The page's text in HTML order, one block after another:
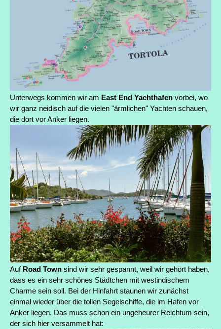
Unterwegs kommen wir am East End Yachthafen vorbei, wo
wir ganz neidisch auf die vielen "ärmlichen" Yachten schauen,
die dort vor Anker liegen.
Auf Road Town sind wir sehr gespannt, weil wir gehört haben,
dass es ein sehr schönes Städtchen mit westindischem
Charme sein soll. Bei der Hinfahrt staunen wir zunächst
einmal wieder über die tollen Segelschiffe, die im Hafen vor
Anker liegen. Das muss schon ein ungeheurer Reichtum sein,
der sich hier versammelt hat: